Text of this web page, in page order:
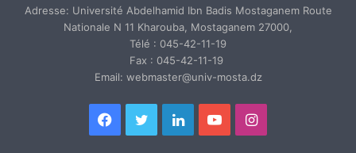
Adresse: Université Abdelhamid Ibn Badis Mostaganem Route
Nationale N 11 Kharouba, Mostaganem 27000,
Télé : 045-42-11-19
Fax : 045-42-11-19
Email: webmaster@univ-mosta.dz
Facebook
TwitterLinkedinYouTubeInstagram